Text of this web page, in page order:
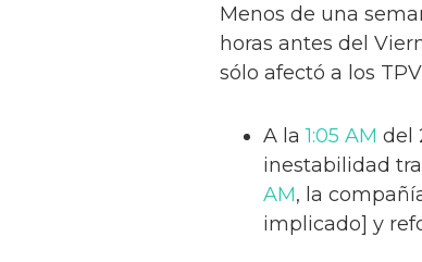
Menos de una
horas antes del
sólo afectó a los
A la1:05 AM del
inestabilidad
AM, la
implicado] y